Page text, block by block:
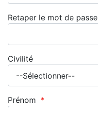
Retaper le mot de passe
Civilité
Prénom *